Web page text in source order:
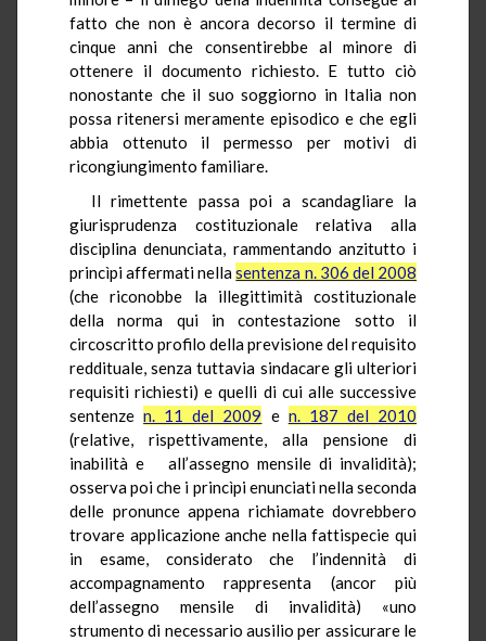
fatto che non è ancora decorso il termine di
cinque anni che consentirebbe al minore di
ottenere il documento richiesto. E tutto ciò
nonostante che il suo soggiorno in Italia non
possa ritenersi meramente episodico e che egli
abbia ottenuto il permesso per motivi di
ricongiungimento familiare.
Il rimettente passa poi a scandagliare la
giurisprudenza costituzionale relativa alla
disciplina denunciata, rammentando anzitutto i
princìpi affermati nellasentenza n. 306 del 2008
(che riconobbe la illegittimità costituzionale
della norma qui in contestazione sotto il
circoscritto profilo della previsione del requisito
reddituale, senza tuttavia sindacare gli ulteriori
requisiti richiesti) e quelli di cui alle successive
sentenzen. 11 del 2009 e n. 187 del 2010
(relative, rispettivamente, alla pensione di
inabilità e all’assegno mensile di invalidità);
osserva poi che i princìpi enunciati nella seconda
delle pronunce appena richiamate dovrebbero
trovare applicazione anche nella fattispecie qui
in esame, considerato che l’indennità di
accompagnamento rappresenta (ancor più
dell’assegno mensile di invalidità) «uno
strumento di necessario ausilio per assicurare le